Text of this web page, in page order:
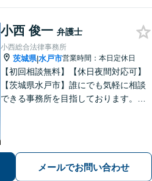
小西 俊一 弁護士
小西総合法律事務所
茨城県|水戸市営業時間：本日定休日
【初回相談無料】【休日夜間対応可】
【茨城県水戸市】誰にでも気軽に相談
できる事務所を目指しております。依
にご相談ください。
メールでお問い合わせ